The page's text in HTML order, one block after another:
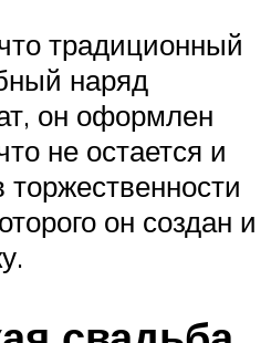
традиционный
наряд
он оформлен
не остается и
он создан и